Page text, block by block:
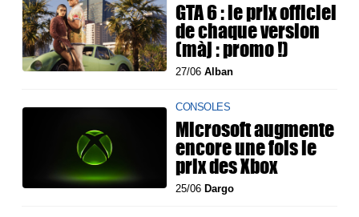
GTA 6 : le prix officiel
de chaque version
(màj : promo !)
27/06Alban
CONSOLES
Microsoft augmente
encore une fois le
prix des Xbox
25/06 Dargo